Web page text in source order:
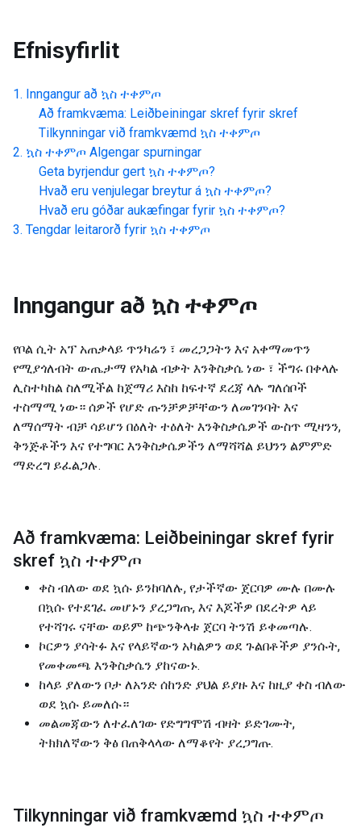
Efnisyfirlit
Inngangur að ኳስ ተቀምጦ
Að framkvæma: Leiðbeiningar skref fyrir skref
Tilkynningar við framkvæmd ኳስ ተቀምጦ
ኳስ ተቀምጦ Algengar spurningar
Geta byrjendur gert ኳስ ተቀምጦ?
Hvað eru venjulegar breytur á ኳስ ተቀምጦ?
Hvað eru góðar aukæfingar fyrir ኳስ ተቀምጦ?
Tengdar leitarorð fyrir ኳስ ተቀምጦ
Inngangur að ኳስ ተቀምጦ
የቦል ሲት አፕ አጠቃላይ ጥንካሬን ፣ መረጋጋትን እና አቀማመጥን
የሚያጎለብት ውጤታማ የአካል ብቃት እንቅስቃሴ ነው ፣ ችግሩ በቀላሉ
ሊስተካከል ስለሚችል ከጀማሪ እስከ ከፍተኛ ደረጃ ላሉ ግለሰቦች
ተስማሚ ነው። ሰዎች የሆድ ጡንቻዎቻቸውን ለመገንባት እና
ለማሰማት ብቻ ሳይሆን በዕለት ተዕለት እንቅስቃሴዎች ውስጥ ሚዛንን,
ቅንጅቶችን እና የተግባር እንቅስቃሴዎችን ለማሻሻል ይህንን ልምምድ
ማድረግ ይፈልጋሉ.
Að framkvæma: Leiðbeiningar skref fyrir
skref ኳስ ተቀምጦ
ቀስ ብለው ወደ ኳሱ ይንከባለሉ, የታችኛው ጀርባዎ ሙሉ በሙሉ
በኳሱ የተደገፈ መሆኑን ያረጋግጡ, እና እጆችዎ በደረትዎ ላይ
የተሻገሩ ናቸው ወይም ከጭንቅላቱ ጀርባ ትንሽ ይቀመጣሉ.
ኮርዎን ያሳትፉ እና የላይኛውን አካልዎን ወደ ጉልበቶችዎ ያንሱት,
የመቀመጫ እንቅስቃሴን ያከናውኑ.
ከላይ ያለውን ቦታ ለአንድ ሰከንድ ያህል ይያዙ እና ከዚያ ቀስ ብለው
ወደ ኳሱ ይመለሱ።
መልመጃውን ለተፈለገው የድግግሞሽ ብዛት ይድገሙት,
ትክክለኛውን ቅፅ በጠቅላላው ለማቆየት ያረጋግጡ.
Tilkynningar við framkvæmd ኳስ ተቀምጦ